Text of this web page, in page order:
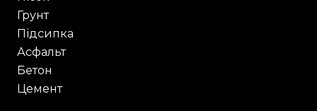
Грунт
Підсипка
Асфальт
Бетон
Цемент